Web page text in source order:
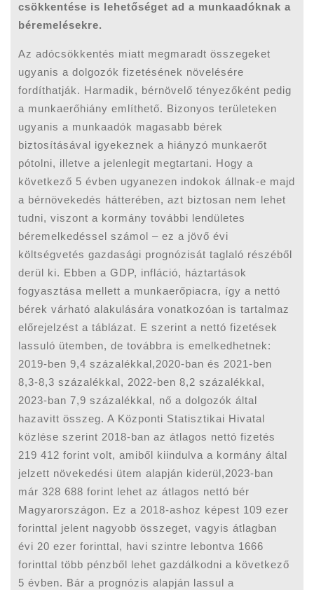
csökkentése is lehetőséget ad a munkaadóknak a
béremelésekre.
Az adócsökkentés miatt megmaradt összegeket
ugyanis a dolgozók fizetésének növelésére
fordíthatják. Harmadik, bérnövelő tényezőként pedig
a munkaerőhiány említhető. Bizonyos területeken
ugyanis a munkaadók magasabb bérek
biztosításával igyekeznek a hiányzó munkaerőt
pótolni, illetve a jelenlegit megtartani. Hogy a
következő 5 évben ugyanezen indokok állnak-e majd
a bérnövekedés hátterében, azt biztosan nem lehet
tudni, viszont a kormány további lendületes
béremelkedéssel számol – ez a jövő évi
költségvetés gazdasági prognózisát taglaló részéből
derül ki. Ebben a GDP, infláció, háztartások
fogyasztása mellett a munkaerőpiacra, így a nettó
bérek várható alakulására vonatkozóan is tartalmaz
előrejelzést a táblázat. E szerint a nettó fizetések
lassuló ütemben, de továbbra is emelkedhetnek:
2019-ben 9,4 százalékkal,2020-ban és 2021-ben
8,3-8,3 százalékkal, 2022-ben 8,2 százalékkal,
2023-ban 7,9 százalékkal, nő a dolgozók által
hazavitt összeg. A Központi Statisztikai Hivatal
közlése szerint 2018-ban az átlagos nettó fizetés
219 412 forint volt, amiből kiindulva a kormány által
jelzett növekedési ütem alapján kiderül,2023-ban
már 328 688 forint lehet az átlagos nettó bér
Magyarországon. Ez a 2018-ashoz képest 109 ezer
forinttal jelent nagyobb összeget, vagyis átlagban
évi 20 ezer forinttal, havi szintre lebontva 1666
forinttal több pénzből lehet gazdálkodni a következő
5 évben. Bár a prognózis alapján lassul a